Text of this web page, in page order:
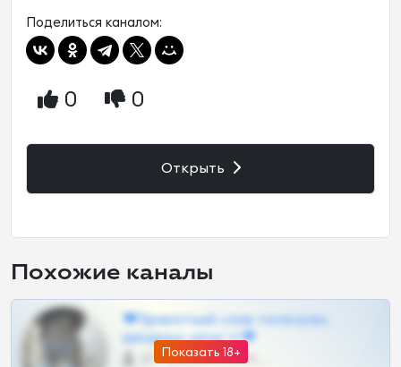
Поделиться каналом:
0 0
Открыть
Похожие каналы
Показать 18+
❤Приватный слив телеграм,
шкодных шкур тг❤
57 •